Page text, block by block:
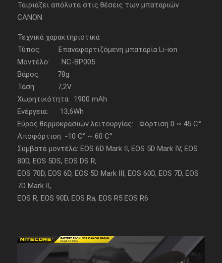
Ταιριάζει απόλυτα στις θέσεις των μπαταριών
CANON
Τεχνικά χαρακτηριστικά
Τύπος: Επαναφορτιζόμενη μπαταρία Li-ion
Μοντέλο: NC-BP005
Βάρος: 78g
Τάση: 7,2V
Χωρητικότητα: 1900 mAh
Ενέργεια: 13,6Wh
Εύρος θερμοκρασιών λειτουργίας: Φόρτιση 0 ~ 45 C°
Αποφόρτιση -10 C° ~ 60 C°
Συμβατά μοντέλα: EOS 6D Mark II, EOS 5D Mark IV, EOS
80D, EOS 5DS, EOS DS R,
EOS 70D, EOS 6D, EOS 5D Mark III, EOS 60D, EOS 7D, EOS
7D Mark II,
EOS R, EOS 90D, EOS Ra, EOS R5 EOS R6